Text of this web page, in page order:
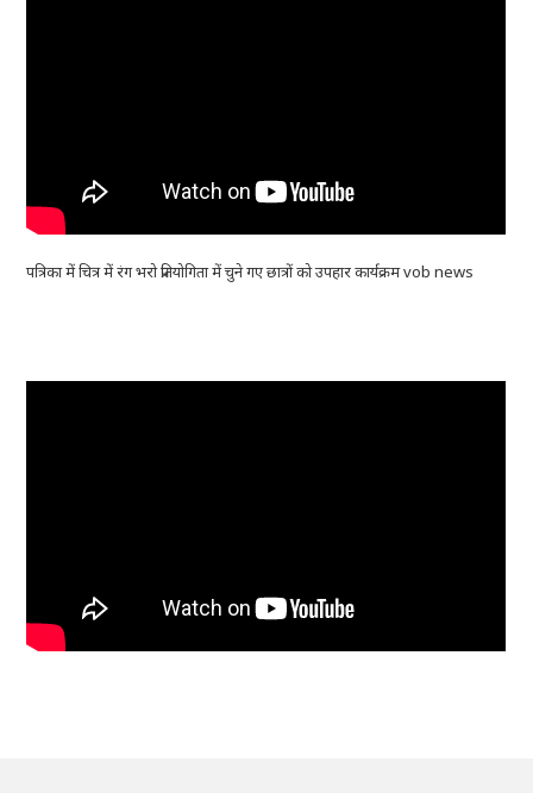
पत्रिका में चित्र में रंग भरो प्रतियोगिता में चुने गए छात्रों को उपहार कार्यक्रम vob news